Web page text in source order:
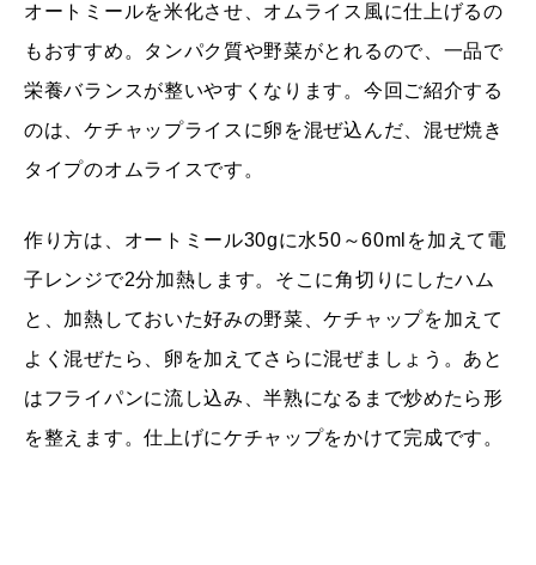
オートミールを米化させ、オムライス風に仕上げるの
もおすすめ。タンパク質や野菜がとれるので、一品で
栄養バランスが整いやすくなります。今回ご紹介する
のは、ケチャップライスに卵を混ぜ込んだ、混ぜ焼き
タイプのオムライスです。
作り方は、オートミール30gに水50～60mlを加えて電
子レンジで2分加熱します。そこに角切りにしたハム
と、加熱しておいた好みの野菜、ケチャップを加えて
よく混ぜたら、卵を加えてさらに混ぜましょう。あと
はフライパンに流し込み、半熟になるまで炒めたら形
を整えます。仕上げにケチャップをかけて完成です。